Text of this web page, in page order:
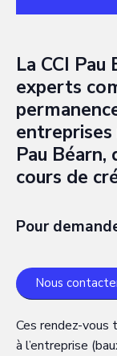
La CCI
experts
entreprises
Pau Béarn,
cours de
Pour
Nous
Ces rendez-
à l’entreprise